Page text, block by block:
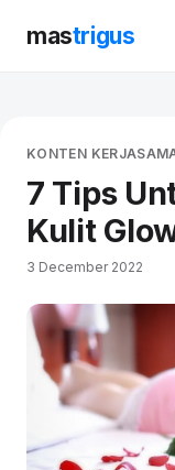
mastrigus
KONTEN
7 Tips
Kulit
3 December 2022